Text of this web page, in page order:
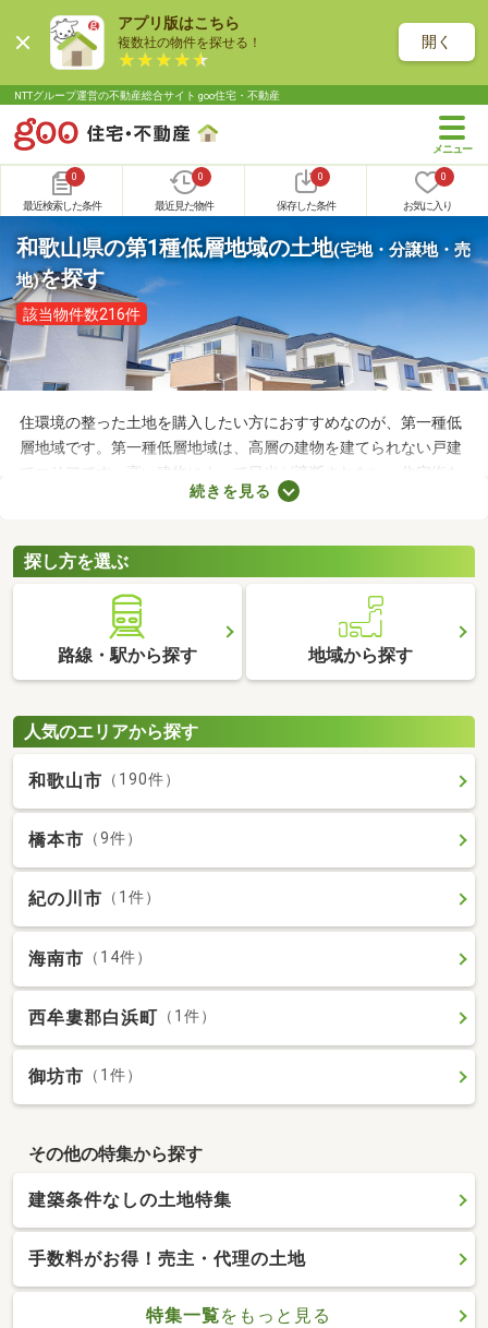
アプリ版はこちら
複数社の物件を探せる！ 開く
NTTグループ運営の不動産総合サイト goo住宅・不動産
0
最近検索した条件
0
最近見た物件
0
保存した条件
0
お気に入り
和歌山県の第1種低層地域の土地(宅地・分譲地・売
地)を探す
該当物件数216件
住環境の整った土地を購入したい方におすすめなのが、第一種低
層地域です。第一種低層地域は、高層の建物を建てられない戸建
てエリアです。高い建物によって日光が遮断されない、住宅街な
ので騒音トラブルが少ないなどのメリットがある地域なので、住
するので、引っ越しを検討している方はぜひチェックしてみてく
ださいね。
続きを見る
探し方を選ぶ
路線・駅から探す 地域から探す
人気のエリアから探す
和歌山市 （190件）
橋本市 （9件）
紀の川市 （1件）
海南市 （14件）
西牟婁郡白浜町 （1件）
御坊市 （1件）
その他の特集から探す
建築条件なしの土地特集
手数料がお得！売主・代理の土地
特集一覧をもっと見る